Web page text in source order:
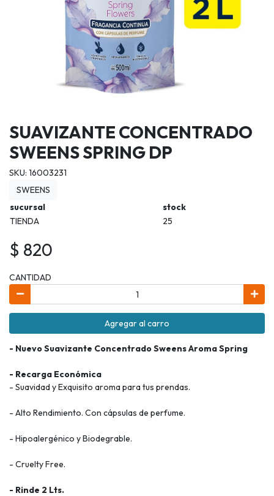
SUAVIZANTE CONCENTRADO
SWEENS SPRING DP
SKU: 16003231
SWEENS
sucursal
stock
TIENDA
25
$ 820
CANTIDAD
Agregar al carro
- Nuevo Suavizante Concentrado Sweens Aroma Spring
- Recarga Económica
- Suavidad y Exquisito aroma para tus prendas.
- Alto Rendimiento. Con cápsulas de perfume.
- Hipoalergénico y Biodegrable.
- Cruelty Free.
- Rinde 2 Lts.